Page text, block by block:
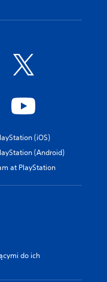
(iOS)
(Android)
at PlayStation
do ich